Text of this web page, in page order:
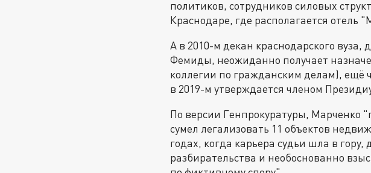
политиков, сотрудников силовых
Краснодаре, где располагается отель
А в 2010-м декан краснодарского вуза,
Фемиды, неожиданно получает
коллегии по гражданским делам), ещё
в 2019-м утверждается членом
По версии Генпрокуратуры, Марченко
сумел легализовать 11 объектов
годах, когда карьера судьи шла в
разбирательства и необоснованно